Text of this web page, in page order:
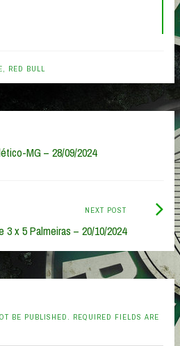
, RED BULL
MG – 28/09/2024
NEXT POST
3 x 5 Palmeiras – 20/10/2024
Next
BE PUBLISHED. REQUIRED FIELDS ARE